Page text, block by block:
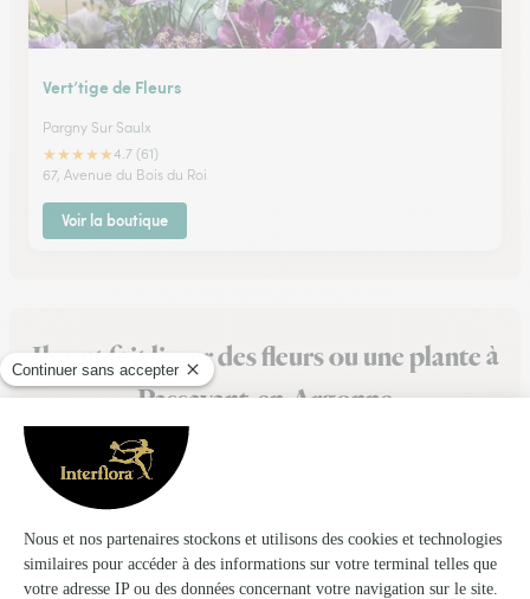
Vert’tige de Fleurs
Pargny Sur Saulx
★★★★★4.7 (61)
67, Avenue du Bois du Roi
Voir la boutique
Ils ont fait livrer des fleurs ou une plante à
Passavant-en-Argonne
★
★
Excellent service, rapide et efficace. Le bouquet était
magnifique et comme prévu lors de la commande